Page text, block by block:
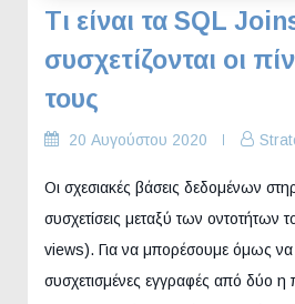
Τι είναι τα SQL
συσχετίζονται οι
τους
20 Αυγούστου 2020
Οι σχεσιακές βάσεις δεδομένων
συσχετίσεις μεταξύ των οντοτήτων
views). Για να μπορέσουμε όμως να
συσχετισμένες εγγραφές από δύο